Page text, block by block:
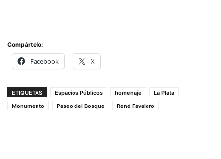
Compártelo:
Facebook X
ETIQUETAS Espacios Públicos homenaje
La Plata
Monumento
Paseo del Bosque René Favaloro